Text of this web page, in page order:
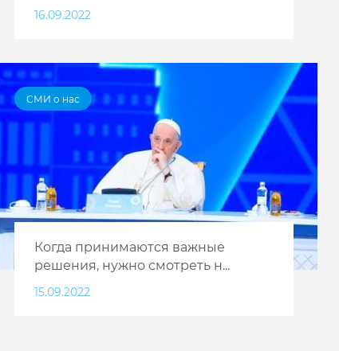
16.09.2022
СМИ о нас
Когда принимаются важные
решения, нужно смотреть н...
15.09.2022